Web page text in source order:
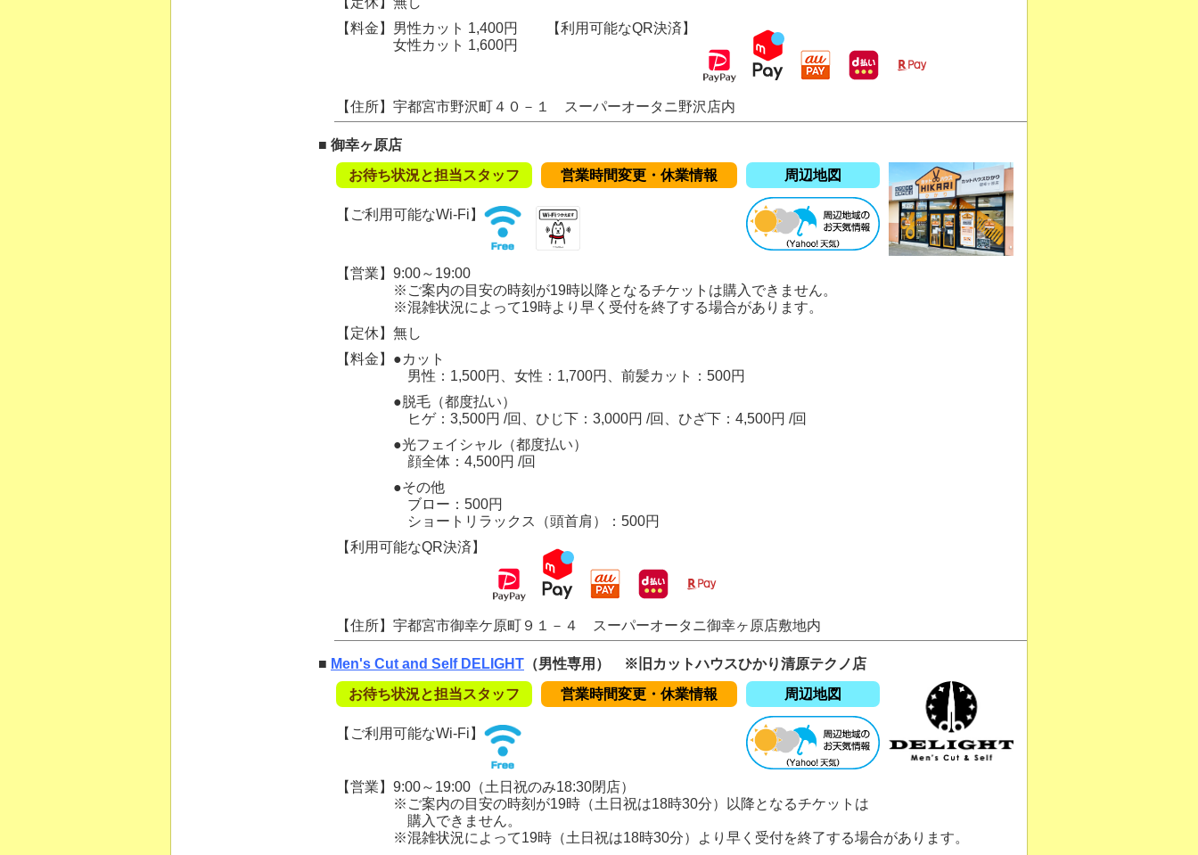
【料金】男性カット 1,400円
女性カット 1,600円
【利用可能なQR決済】
【住所】宇都宮市野沢町４０－１ スーパーオータニ野沢店内
■ 御幸ヶ原店
お待ち状況と担当スタッフ
営業時間変更・休業情報 周辺地図
【ご利用可能なWi-Fi】
【営業】9:00～19:00
※ご案内の目安の時刻が19時以降となるチケットは購入できません。
※混雑状況によって19時より早く受付を終了する場合があります。
【定休】無し
【料金】 ●カット
男性：1,500円、女性：1,700円、前髪カット：500円
●脱毛（都度払い）
ヒゲ：3,500円 /回、ひじ下：3,000円 /回、ひざ下：4,500円 /回
●光フェイシャル（都度払い）
顔全体：4,500円 /回
●その他
ブロー：500円
ショートリラックス（頭首肩）：500円
【利用可能なQR決済】
【住所】宇都宮市御幸ケ原町９１－４ スーパーオータニ御幸ヶ原店敷地内
■ Men's Cut and Self DELIGHT （男性専用） ※旧カットハウスひかり清原テクノ店
お待ち状況と担当スタッフ
営業時間変更・休業情報 周辺地図
【ご利用可能なWi-Fi】
【営業】9:00～19:00（土日祝のみ18:30閉店）
※ご案内の目安の時刻が19時（土日祝は18時30分）以降となるチケットは
購入できません。
※混雑状況によって19時（土日祝は18時30分）より早く受付を終了する場合があります。